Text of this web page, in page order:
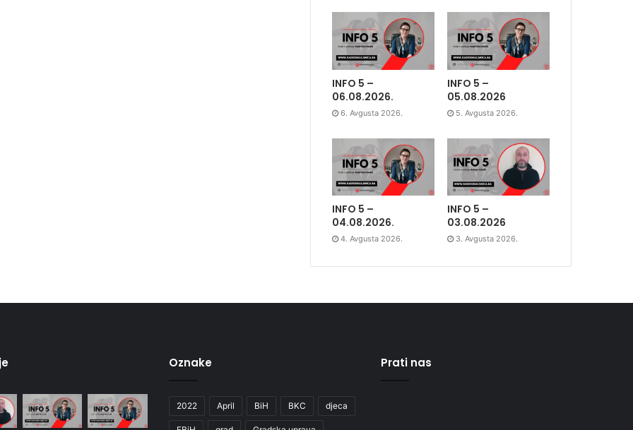
INFO 5 –
06.08.2026.
6. Avgusta 2026.
INFO 5 –
05.08.2026
5. Avgusta 2026.
INFO 5 –
04.08.2026.
4. Avgusta 2026.
INFO 5 –
03.08.2026
3. Avgusta 2026.
Oznake
2022 April BiH BKC djeca
Prati nas